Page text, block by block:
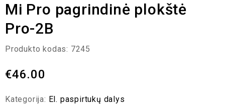
Mi Pro pagrindinė plokštė
Pro-2B
Produkto kodas: 7245
€46.00
Kategorija: El. paspirtukų dalys